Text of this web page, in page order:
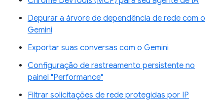
Depurar a árvore de dependência de rede com o
Gemini
Exportar suas conversas com o Gemini
Configuração de rastreamento persistente no
painel "Performance"
Filtrar solicitações de rede protegidas por IP